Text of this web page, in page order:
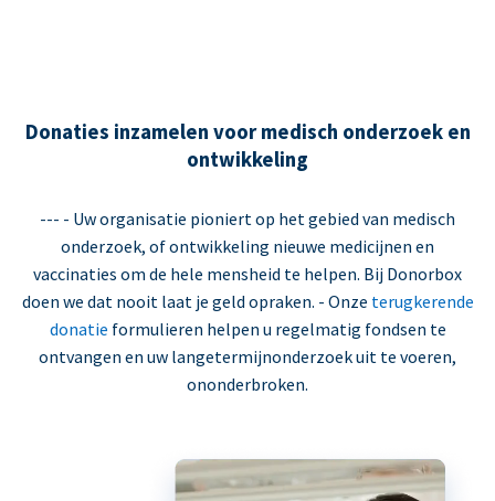
Donaties inzamelen voor medisch onderzoek en
ontwikkeling
--- - Uw organisatie pioniert op het gebied van medisch
onderzoek, of ontwikkeling nieuwe medicijnen en
vaccinaties om de hele mensheid te helpen. Bij Donorbox
doen we dat nooit laat je geld opraken. - Onze terugkerende
donatie formulieren helpen u regelmatig fondsen te
ontvangen en uw langetermijnonderzoek uit te voeren,
ononderbroken.